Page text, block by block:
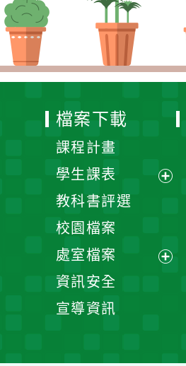
檔案下載
課程計畫
學生課表
單
教科書評選
校園檔案
處室檔案
資訊安全
宣導資訊